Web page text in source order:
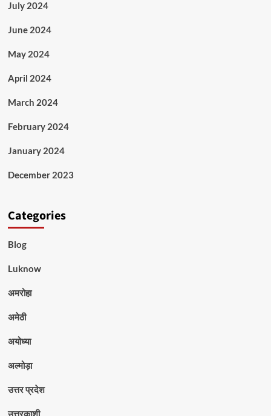
July 2024
June 2024
May 2024
April 2024
March 2024
February 2024
January 2024
December 2023
Categories
Blog
Luknow
अमरोहा
अमेठी
अयोध्या
अल्मोड़ा
उत्तर प्रदेश
उत्तरकाशी